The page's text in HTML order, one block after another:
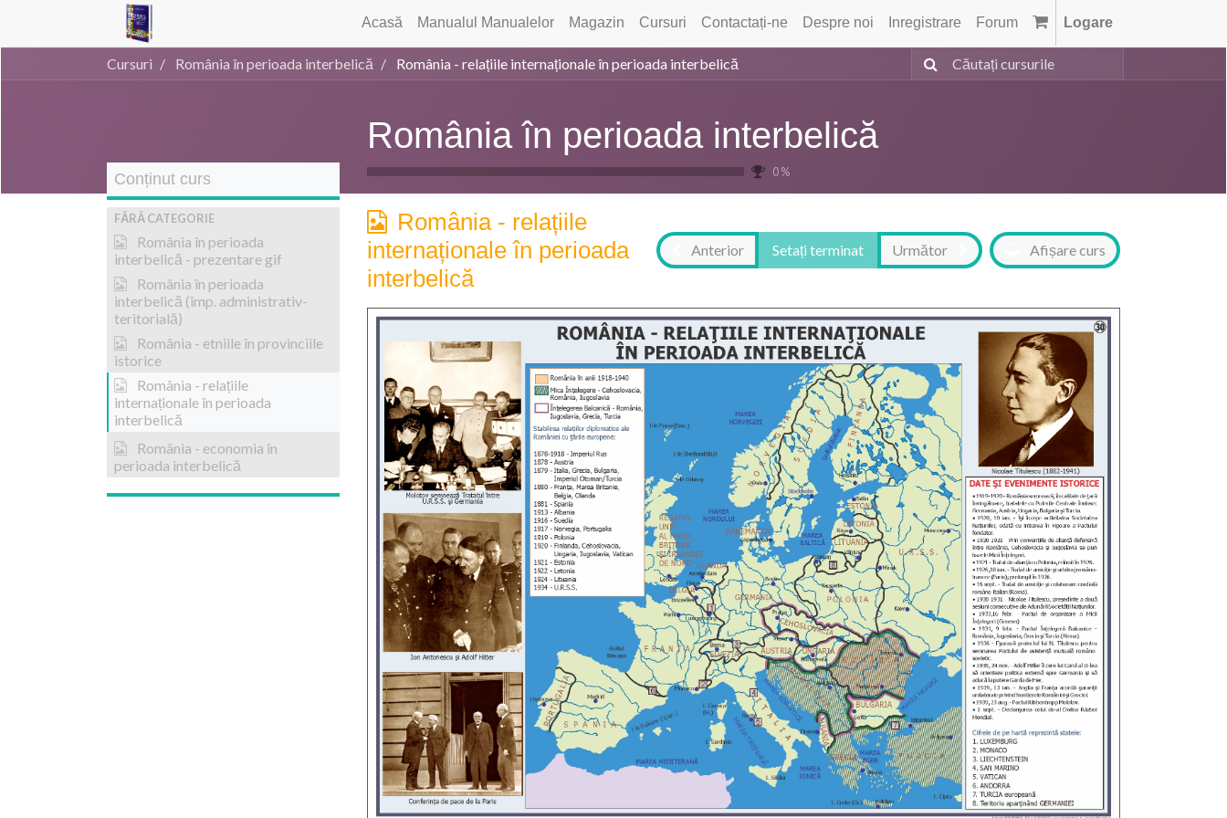
Acasă Manualul Manualelor Magazin Cursuri Contactați-ne Despre noi Inregistrare Forum Logare
Cursuri România în perioada interbelică România - relațiile internaționale în perioada interbelică
România în perioada interbelică
0 %
Conținut curs
FĂRĂ CATEGORIE
România în perioada
interbelică - prezentare gif
România în perioada
interbelică (împ. administrativ-
teritorială)
România - etniile în provinciile
istorice
România - relațiile
internaționale în perioada
interbelică
România - economia în
perioada interbelică
România - relațiile
internaționale în perioada
interbelică
Anterior Setați terminat Următor Afișare curs